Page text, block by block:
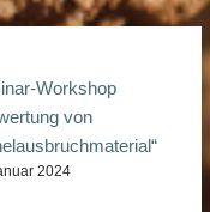
Workshop
von
2024